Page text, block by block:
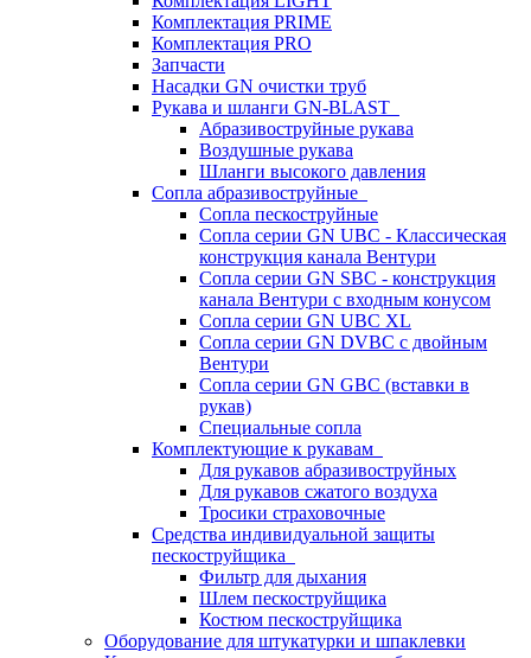
Комплектация PRIME
Комплектация PRO
Запчасти
Насадки GN очистки труб
Рукава и шланги GN-BLAST
Абразивоструйные рукава
Воздушные рукава
Шланги высокого давления
Сопла абразивоструйные
Сопла пескоструйные
Сопла серии GN UBC - Классическая
конструкция канала Вентури
Сопла серии GN SBC - конструкция
канала Вентури c входным конусом
Сопла серии GN UBC XL
Сопла серии GN DVBC с двойным
Вентури
Сопла серии GN GBC (вставки в
рукав)
Специальные сопла
Комплектующие к рукавам
Для рукавов абразивоструйных
Для рукавов сжатого воздуха
Тросики страховочные
Средства индивидуальной защиты
пескоструйщика
Фильтр для дыхания
Шлем пескоструйщика
Костюм пескоструйщика
Оборудование для штукатурки и шпаклевки